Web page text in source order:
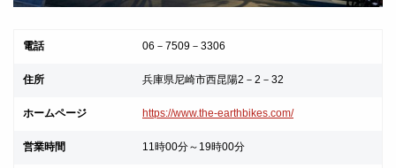
電話 06－ 7509 － 3306
住所 兵庫県尼崎市西昆陽2 － 2 － 32
ホームページ https://www.the-earthbikes.com/
営業時間 11時00分～ 19時00分